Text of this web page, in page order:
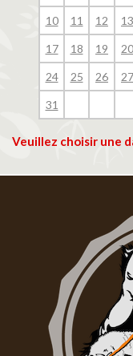
10 11 12 13
17 18 19 20
24 25 26 27
31
Veuillez choisir une